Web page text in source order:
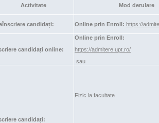
Activitate Mod derulare
înscriere candidați: Online prin Enroll: https://
candidați online:
Online prin Enroll:
https://admitere.upt.ro/
sau
candidați:
Fizic la facultate